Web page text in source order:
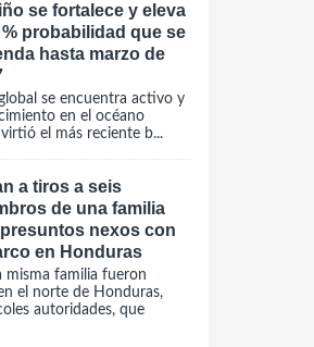
se fortalece y eleva
% probabilidad que se
hasta marzo de
se encuentra activo y
en el océano
el más reciente b...
a tiros a seis
de una familia
nexos con
en Honduras
misma familia fueron
el norte de Honduras,
autoridades, que